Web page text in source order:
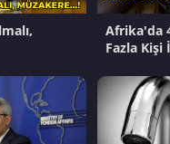
Afrika'da
Fazla